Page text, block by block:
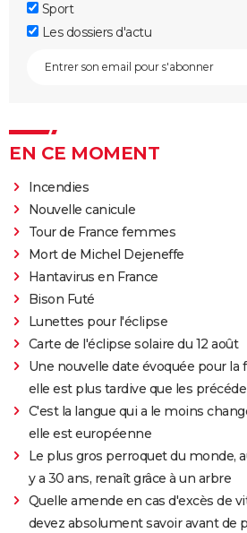
Sport
Les dossiers d'actu
EN CE MOMENT
Incendies
Nouvelle canicule
Tour de France femmes
Mort de Michel Dejeneffe
Hantavirus en France
Bison Futé
Lunettes pour l'éclipse
Carte de l'éclipse solaire du 12 août
Une nouvelle date évoquée pour la
elle est plus tardive que les
C'est la langue qui a le moins
elle est européenne
Le plus gros perroquet du monde,
y a 30 ans, renaît grâce à un arbre
Quelle amende en cas d'excès de
devez absolument savoir avant de